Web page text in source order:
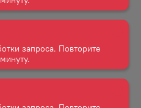
запроса. Повторите
запроса. Повторите